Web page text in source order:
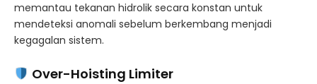
memantau tekanan hidrolik secara konstan untuk
mendeteksi anomali sebelum berkembang menjadi
kegagalan sistem.
Over-Hoisting Limiter